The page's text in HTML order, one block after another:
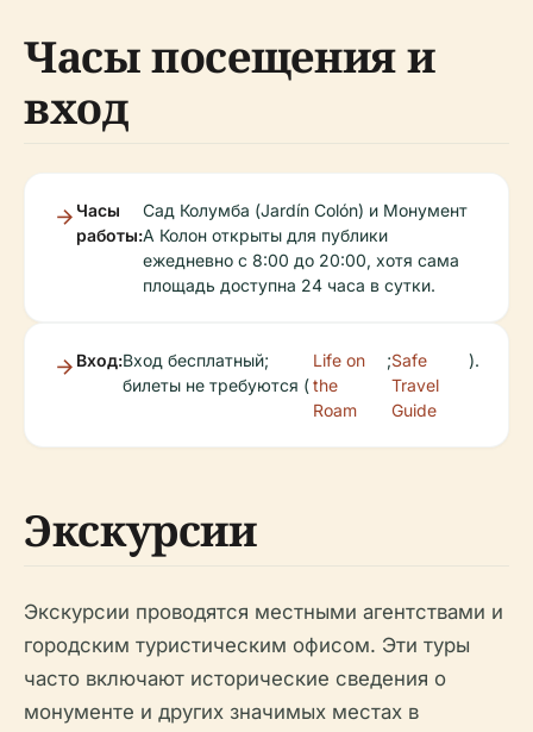
Часы посещения и
вход
Часы
работы:
Сад Колумба (Jardín Colón) и Монумент
А Колон открыты для публики
ежедневно с 8:00 до 20:00, хотя сама
площадь доступна 24 часа в сутки.
Вход:Вход бесплатный;
билеты не требуются (
Life on
the
Roam
;Safe
Travel
Guide
).
Экскурсии
Экскурсии проводятся местными агентствами и
городским туристическим офисом. Эти туры
часто включают исторические сведения о
монументе и других значимых местах в